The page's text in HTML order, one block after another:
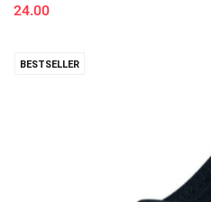
24.00
BESTSELLER